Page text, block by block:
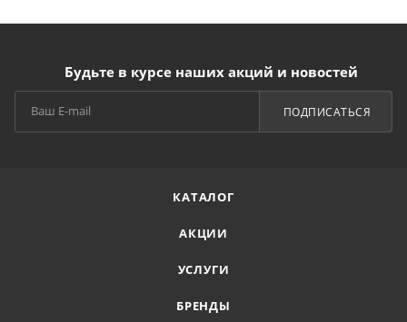
Будьте в курсе наших акций и новостей
ПОДПИСАТЬСЯ
КАТАЛОГ
АКЦИИ
УСЛУГИ
БРЕНДЫ